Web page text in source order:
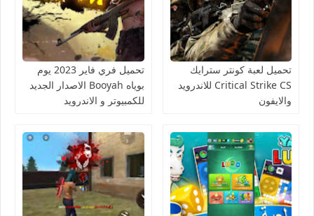
تحميل لعبة كونتر سترايك
Critical Strike CS للاندرويد
والايفون
تحميل فري فاير 2023 يوم
بوياه Booyah الاصدار الجديد
للكمبيوتر و الاندرويد